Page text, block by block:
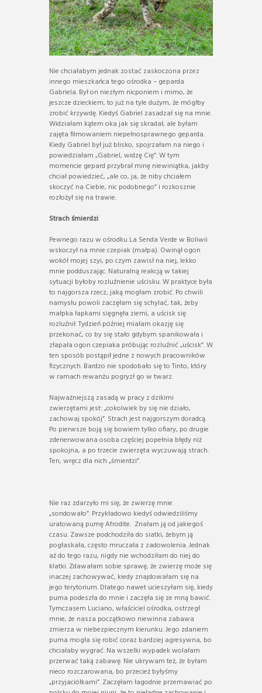
Nie chciałabym jednak zostać zaskoczona przez
innego mieszkańca tego ośrodka – geparda
Gabriela. Był on niezłym nicponiem i mimo, że
jeszcze dzieckiem, to już na tyle dużym, że mógłby
zrobić krzywdę. Kiedyś Gabriel zasadzał się na mnie.
Widziałam kątem oka jak się skradał, ale byłam
zajęta filmowaniem niepełnosprawnego geparda.
Kiedy Gabriel był już blisko, spojrzałam na niego i
powiedziałam „Gabriel, widzę Cię”. W tym
momencie gepard przybrał minę niewiniątka, jakby
chciał powiedzieć, „ale co, ja, że niby chciałem
skoczyć na Ciebie, nic podobnego” i rozkosznie
rozłożył się na trawie.
Strach śmierdzi
Pewnego razu w ośrodku La Senda Verde w Boliwii
wskoczył na mnie czepiak (małpa). Owinął ogon
wokół mojej szyi, po czym zawisł na niej, lekko
mnie podduszając. Naturalną reakcją w takiej
sytuacji byłoby rozluźnienie uścisku. W praktyce była
to najgorsza rzecz, jaką mogłam zrobić. Po chwili
namysłu powoli zaczęłam się schylać, tak, żeby
małpka łapkami sięgnęła ziemi, a uścisk się
rozluźnił. Tydzień później miałam okazję się
przekonać, co by się stało gdybym spanikowała i
złapała ogon czepiaka próbując rozluźnić „uścisk”. W
ten sposób postąpił jedne z nowych pracowników
fizycznych. Bardzo nie spodobało się to Tinto, który
w ramach rewanżu pogryzł go w twarz.
Najważniejszą zasadą w pracy z dzikimi
zwierzętami jest: „cokolwiek by się nie działo,
zachowaj spokój”. Strach jest najgorszym doradcą.
Po pierwsze boją się bowiem tylko ofiary, po drugie
zdenerwowana osoba częściej popełnia błędy niż
spokojna, a po trzecie zwierzęta wyczuwają strach.
Ten, wręcz dla nich „śmierdzi”.
Nie raz zdarzyło mi się, że zwierzę mnie
„sondowało”. Przykładowo kiedyś odwiedziliśmy
uratowaną pumę Afrodite. Znałam ją od jakiegoś
czasu. Zawsze podchodziła do siatki, żebym ją
pogłaskała, często mruczała z zadowolenia. Jednak
aż do tego razu, nigdy nie wchodziłam do niej do
klatki. Zdawałam sobie sprawę, że zwierzę może się
inaczej zachowywać, kiedy znajdowałam się na
jego terytorium. Dlatego nawet ucieszyłam się, kiedy
puma podeszła do mnie i zaczęła się ze mną bawić.
Tymczasem Luciano, właściciel ośrodka, ostrzegł
mnie, że nasza początkowo niewinna zabawa
zmierza w niebezpiecznym kierunku. Jego zdaniem
puma mogła się robić coraz bardziej agresywna, bo
chciałaby wygrać. Na wszelki wypadek wolałam
przerwać taką zabawę. Nie ukrywam też, że byłam
nieco rozczarowana, bo przecież byłyśmy
„przyjaciółkami”. Zaczęłam łagodnie przemawiać po